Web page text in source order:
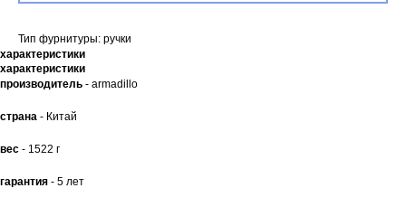
Тип фурнитуры: ручки
характеристики
характеристики
производитель - armadillo
страна - Китай
вес - 1522 г
гарантия - 5 лет